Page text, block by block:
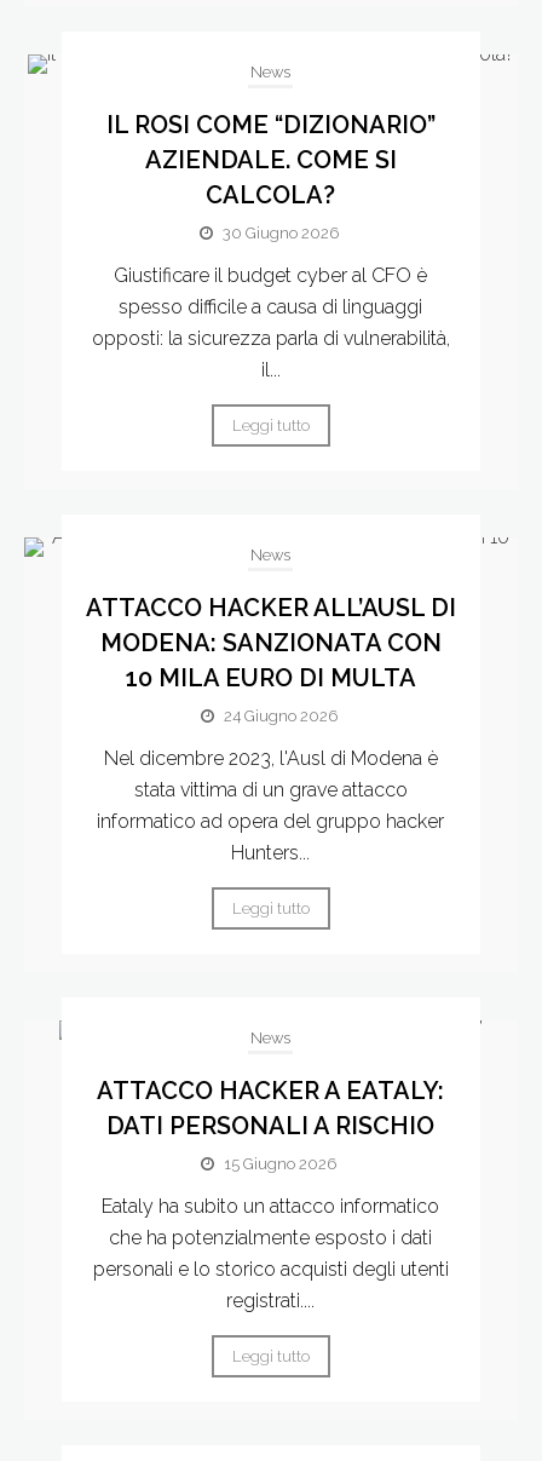
News
IL ROSI COME “DIZIONARIO”
AZIENDALE. COME SI
CALCOLA?
30 Giugno 2026
Giustificare il budget cyber al CFO è
spesso difficile a causa di linguaggi
opposti: la sicurezza parla di vulnerabilità,
il...
Leggi tutto
News
ATTACCO HACKER ALL’AUSL DI
MODENA: SANZIONATA CON
10 MILA EURO DI MULTA
24 Giugno 2026
Nel dicembre 2023, l'Ausl di Modena è
stata vittima di un grave attacco
informatico ad opera del gruppo hacker
Hunters...
Leggi tutto
News
ATTACCO HACKER A EATALY:
DATI PERSONALI A RISCHIO
15 Giugno 2026
Eataly ha subito un attacco informatico
che ha potenzialmente esposto i dati
personali e lo storico acquisti degli utenti
registrati....
Leggi tutto